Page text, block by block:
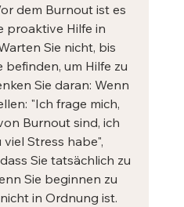
dem Burnout ist es
proaktive Hilfe in
Sie nicht, bis
befinden, um Hilfe zu
Sie daran: Wenn
"Ich frage mich,
Burnout sind, ich
Stress habe",
Sie tatsächlich zu
Sie beginnen zu
in Ordnung ist.